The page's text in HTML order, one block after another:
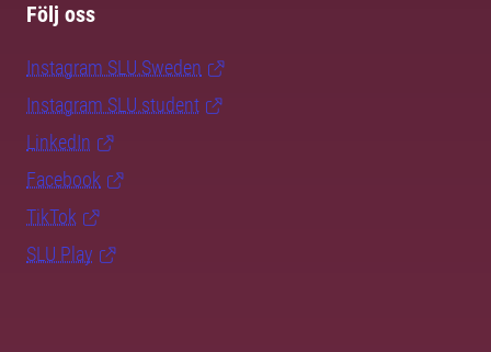
Följ oss
Instagram SLU.Sweden
Instagram SLU.student
LinkedIn
Facebook
TikTok
SLU Play